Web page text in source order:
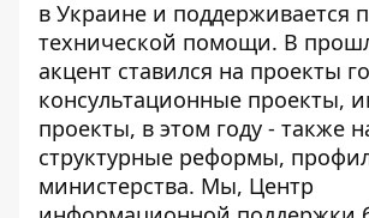
в Украине и поддерживается
технической помощи. В
акцент ставился на проекты
консультационные проекты,
проекты, в этом году - также
структурные реформы,
министерства. Мы, Центр